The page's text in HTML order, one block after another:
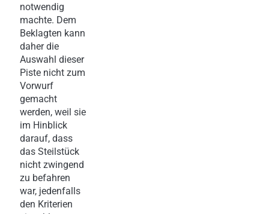
notwendig
machte. Dem
Beklagten kann
daher die
Auswahl dieser
Piste nicht zum
Vorwurf
gemacht
werden, weil sie
im Hinblick
darauf, dass
das Steilstück
nicht zwingend
zu befahren
war, jedenfalls
den Kriterien